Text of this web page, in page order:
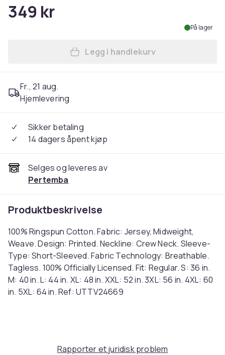
349 kr
På lager
Legg MTV Unisex Adult
Legg i handlekurv
Fr., 21 aug.
Hjemlevering
Sikker betaling
14 dagers åpent kjøp
Selges og leveres av
Pertemba
Produktbeskrivelse
100% Ringspun Cotton. Fabric: Jersey, Midweight,
Weave. Design: Printed. Neckline: Crew Neck. Sleeve-
Type: Short-Sleeved. Fabric Technology: Breathable.
Tagless. 100% Officially Licensed. Fit: Regular. S: 36 in.
M: 40 in. L: 44 in. XL: 48 in. XXL: 52 in. 3XL: 56 in. 4XL: 60
in. 5XL: 64 in. Ref: UTTV24669
Rapporter et juridisk problem